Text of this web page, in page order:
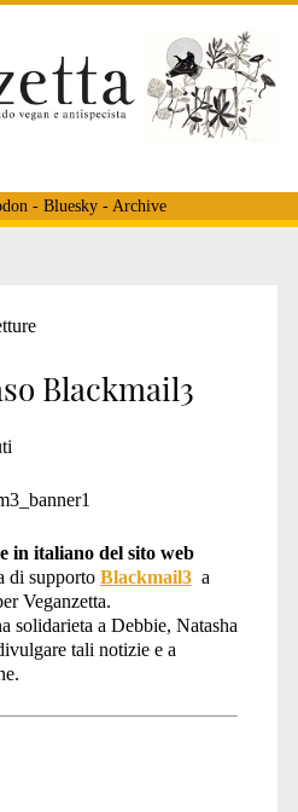
- Bluesky- Archive
span>
Blackmail3
in italiano del sito web
di supporto Blackmail3a
Veganzetta.
solidarieta a Debbie, Natasha
tali notizie e a